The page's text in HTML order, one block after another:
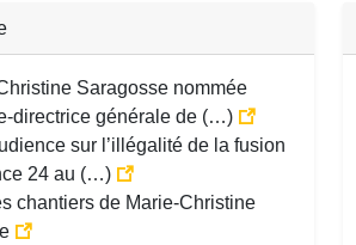
Saragosse nommée
directrice générale de (…)
sur l’illégalité de la fusion
24 au (…)
chantiers de Marie-Christine